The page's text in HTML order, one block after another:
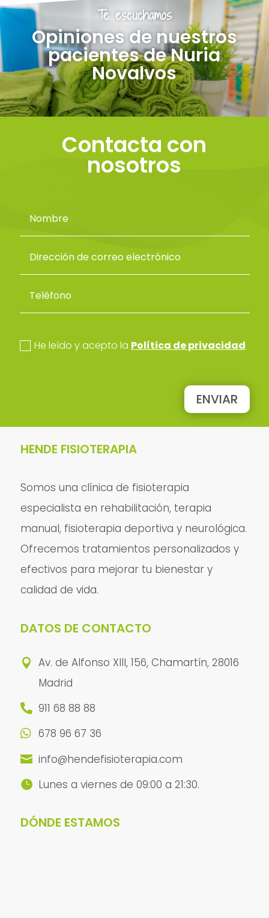
Te escuchamos
Opiniones de nuestros
pacientes de Nuria
Novalvos
Contacta con
nosotros
He leído y acepto la Política de privacidad
ENVIAR
HENDE FISIOTERAPIA
Somos una clínica de fisioterapia
especialista en rehabilitación, terapia
manual, fisioterapia deportiva y neurológica.
Ofrecemos tratamientos personalizados y
efectivos para mejorar tu bienestar y
calidad de vida.
DATOS DE CONTACTO

Av. de Alfonso XIII, 156, Chamartín, 28016
Madrid
 911 68 88 88
 678 96 67 36
 info@hendefisioterapia.com
 Lunes a viernes de 09:00 a 21:30.
DÓNDE ESTAMOS